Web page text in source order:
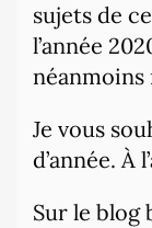
sujets de
l’année
Je vous
d’année. À
Sur le blog